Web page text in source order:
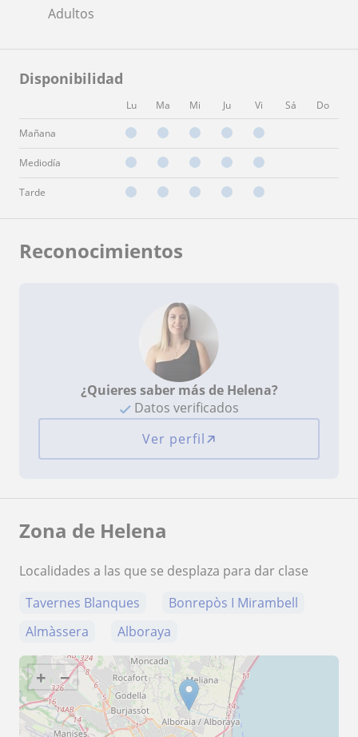
Adultos
Disponibilidad
Lu Ma Mi Ju Vi Sá Do
Mañana
Mediodía
Tarde
Reconocimientos
¿Quieres saber más de Helena?
Datos verificados
Ver perfil
Zona de Helena
Localidades a las que se desplaza para dar clase
Tavernes Blanques
Bonrepòs I Mirambell
Almàssera
Alboraya
+ −